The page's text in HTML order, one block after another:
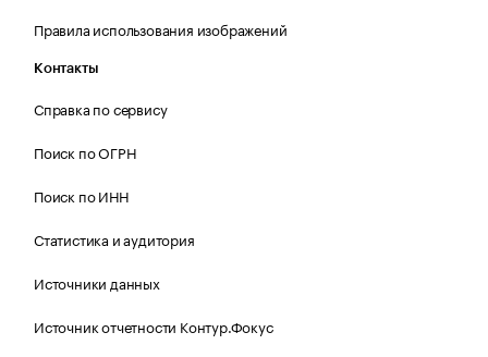
Правила использования изображений
Контакты
Справка по сервису
Поиск по ОГРН
Поиск по ИНН
Статистика и аудитория
Источники данных
Источник отчетности Контур.Фокус